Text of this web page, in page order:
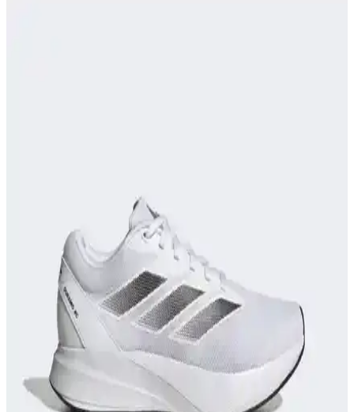
Spor Yaparken Doğru Ayakkabı Seçimi ile
Performansınızı Artırın ve Sakatlanma Riskini
Spor sırasında uygun ayakkabı seçimi, performansı artırır,
sakatlanma riskini azaltır ve konfor sağlar. Spor türüne göre
ayakkabı seçimi ve doğru malzeme kullanımı önemli detaylardır.
Nike React Miler Koşu ve Günlük Kullanım İçin
Konfor ve Performans Sunan Ayakkabı
Nike React Miler, üstün yastıklama ve destek sağlayan teknolojisiyle
koşu ve günlük kullanımda konforu artırır, performansı yükseltir ve
ayak sağlığını korur.